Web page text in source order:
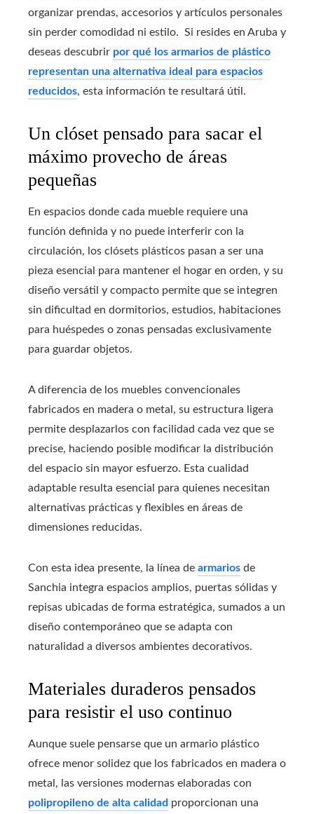
organizar prendas, accesorios y artículos personales
sin perder comodidad ni estilo. Si resides en Aruba y
deseas descubrir por qué los armarios de plástico
representan una alternativa ideal para espacios
reducidos, esta información te resultará útil.
Un clóset pensado para sacar el
máximo provecho de áreas
pequeñas
En espacios donde cada mueble requiere una
función definida y no puede interferir con la
circulación, los clósets plásticos pasan a ser una
pieza esencial para mantener el hogar en orden, y su
diseño versátil y compacto permite que se integren
sin dificultad en dormitorios, estudios, habitaciones
para huéspedes o zonas pensadas exclusivamente
para guardar objetos.
A diferencia de los muebles convencionales
fabricados en madera o metal, su estructura ligera
permite desplazarlos con facilidad cada vez que se
precise, haciendo posible modificar la distribución
del espacio sin mayor esfuerzo. Esta cualidad
adaptable resulta esencial para quienes necesitan
alternativas prácticas y flexibles en áreas de
dimensiones reducidas.
Con esta idea presente, la línea de armarios de
Sanchia integra espacios amplios, puertas sólidas y
repisas ubicadas de forma estratégica, sumados a un
diseño contemporáneo que se adapta con
naturalidad a diversos ambientes decorativos.
Materiales duraderos pensados
para resistir el uso continuo
Aunque suele pensarse que un armario plástico
ofrece menor solidez que los fabricados en madera o
metal, las versiones modernas elaboradas con
polipropileno de alta calidad proporcionan una